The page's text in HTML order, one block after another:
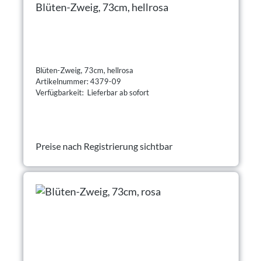
Blüten-Zweig, 73cm, hellrosa
Blüten-Zweig, 73cm, hellrosa
Artikelnummer: 4379-09
Verfügbarkeit: Lieferbar ab sofort
Preise nach Registrierung sichtbar